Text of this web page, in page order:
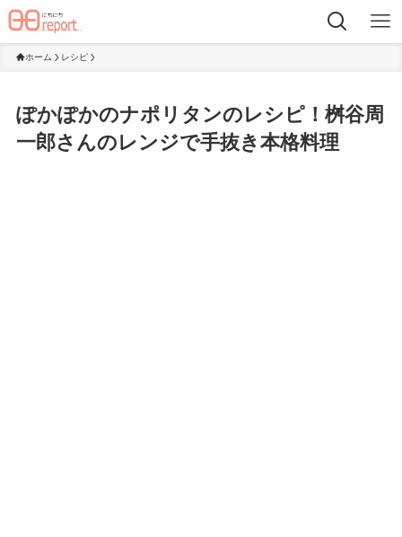
ホーム レシピ
ぽかぽかのナポリタンのレシピ！桝谷周
一郎さんのレンジで手抜き本格料理